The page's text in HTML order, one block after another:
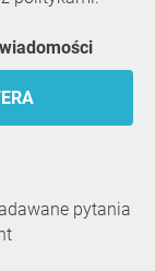
pytania